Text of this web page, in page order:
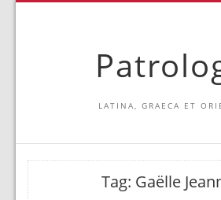
LATINA, GRAECA ET
Tag: Gaëlle